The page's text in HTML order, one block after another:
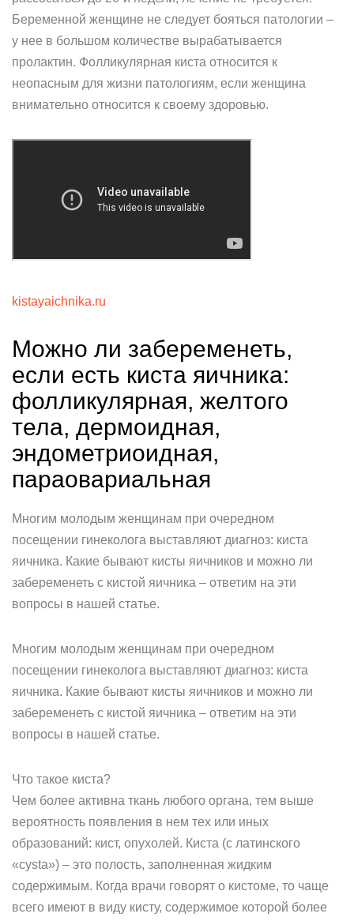
Беременной женщине не следует бояться патологии –
у нее в большом количестве вырабатывается
пролактин. Фолликулярная киста относится к
неопасным для жизни патологиям, если женщина
внимательно относится к своему здоровью.
kistayaichnika.ru
Можно ли забеременеть,
если есть киста яичника:
фолликулярная, желтого
тела, дермоидная,
эндометриоидная,
параовариальная
Многим молодым женщинам при очередном
посещении гинеколога выставляют диагноз: киста
яичника. Какие бывают кисты яичников и можно ли
забеременеть с кистой яичника – ответим на эти
вопросы в нашей статье.
Многим молодым женщинам при очередном
посещении гинеколога выставляют диагноз: киста
яичника. Какие бывают кисты яичников и можно ли
забеременеть с кистой яичника – ответим на эти
вопросы в нашей статье.
Что такое киста?
Чем более активна ткань любого органа, тем выше
вероятность появления в нем тех или иных
образований: кист, опухолей. Киста (с латинского
«cysta») – это полость, заполненная жидким
содержимым. Когда врачи говорят о кистоме, то чаще
всего имеют в виду кисту, содержимое которой более